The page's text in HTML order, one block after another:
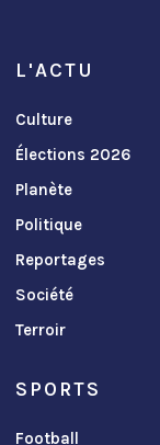
L'ACTU
Culture
Élections 2026
Planète
Politique
Reportages
Société
Terroir
SPORTS
Football